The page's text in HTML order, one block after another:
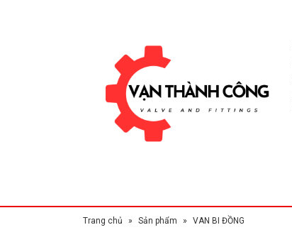
Trang chủ » Sản phẩm » VAN BI ĐỒNG